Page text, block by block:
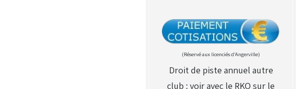
(Réservé aux licenciés d'Angerville)
Droit de piste annuel autre